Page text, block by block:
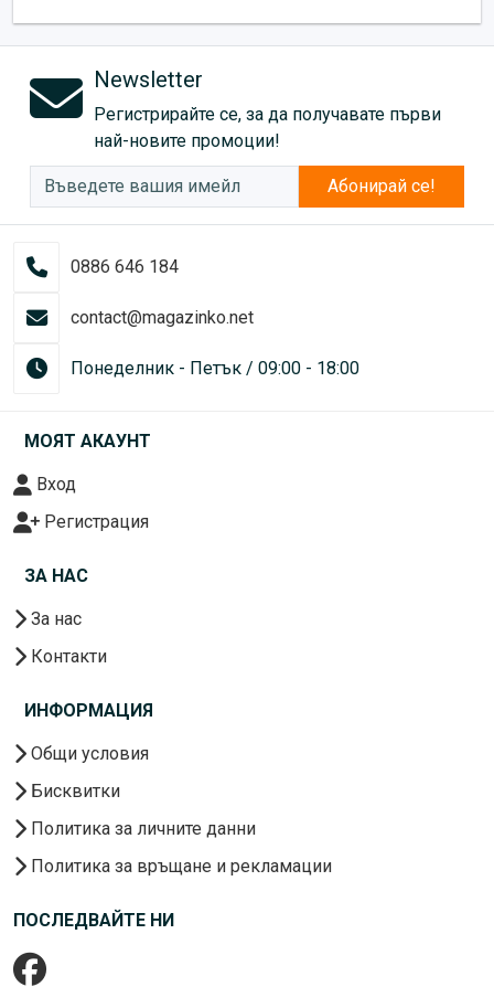
Newsletter
Регистрирайте се, за да получавате първи
най-новите промоции!
Абонирай се!
0886 646 184
contact@magazinko.net
Понеделник - Петък / 09:00 - 18:00
МОЯТ АКАУНТ
Вход
Регистрация
ЗА НАС
За нас
Контакти
ИНФОРМАЦИЯ
Общи условия
Бисквитки
Политика за личните данни
Политика за връщане и рекламации
ПОСЛЕДВАЙТЕ НИ